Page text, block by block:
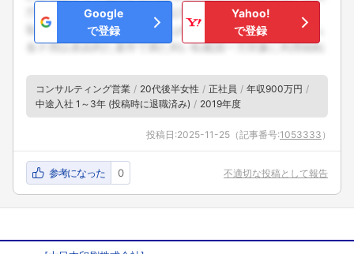
Google
で登録
Yahoo!
で登録
コンサルティング営業 20代後半女性 正社員
年収900万円
中途入社 1～3年 (投稿時に退職済み)
2019年度
投稿日:2025-11-25 （記事番号:1053333 ）
参考になった 0 不適切な投稿として報告